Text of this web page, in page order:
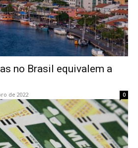
no Brasil equivalem a
de 2022 0